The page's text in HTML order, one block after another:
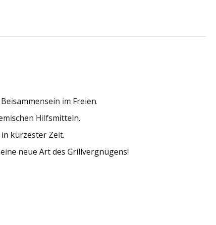
im Freien.
Hilfsmitteln.
kürzester Zeit.
neue Art des Grillvergnügens!